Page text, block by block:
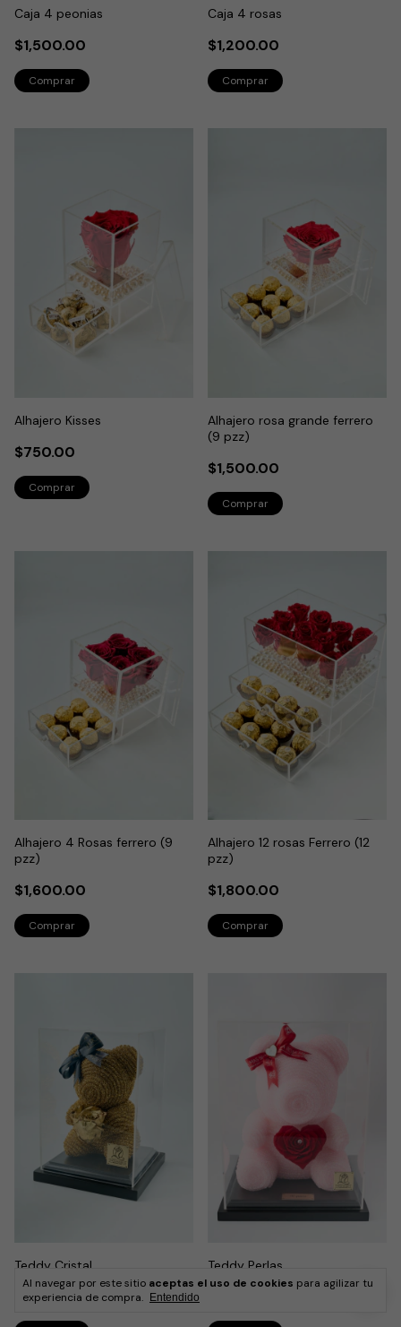
Al navegar por este sitio aceptas el uso de cookies para agilizar tu
experiencia de compra.
Entendido
Caja 4 peonias
$1,500.00
Caja 4 rosas
$1,200.00
Alhajero Kisses
$750.00
Alhajero rosa grande ferrero
(9 pzz)
$1,500.00
Alhajero 4 Rosas ferrero (9
pzz)
$1,600.00
Alhajero 12 rosas Ferrero (12
pzz)
$1,800.00
Teddy Cristal
$1,700.00
Teddy Perlas